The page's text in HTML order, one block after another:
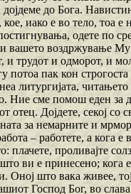
до Бога.
иако е во тело, тоа е
одете по
вашето воздржување Му
и трудот и одморот, и
пак кон строгоста
литургијата,
Ние сме помош еден
Дојдете, секој со
за немарните и
– работете, а кога е
плачете, проливајте
ви е принесено; кога
Оној што вака живее,
Господ Бог, во